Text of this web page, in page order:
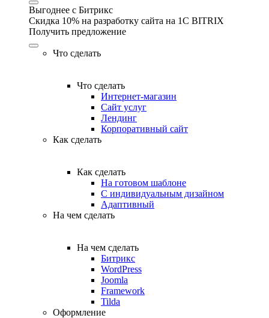
Выгоднее с Битрикс
Скидка 10% на разработку сайта на 1C BITRIX
Получить предложение
Что сделать
Что сделать
Интернет-магазин
Сайт услуг
Лендинг
Корпоративный сайт
Как сделать
Как сделать
На готовом шаблоне
С индивидуальным дизайном
Адаптивный
На чем сделать
На чем сделать
Битрикс
WordPress
Joomla
Framework
Tilda
Оформление